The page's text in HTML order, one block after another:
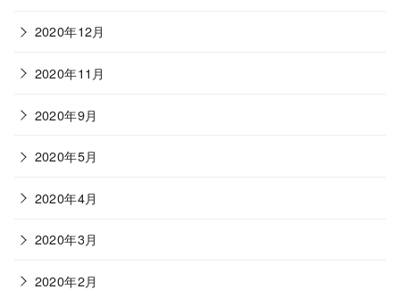
2020年12月
2020年11月
2020年9月
2020年5月
2020年4月
2020年3月
2020年2月